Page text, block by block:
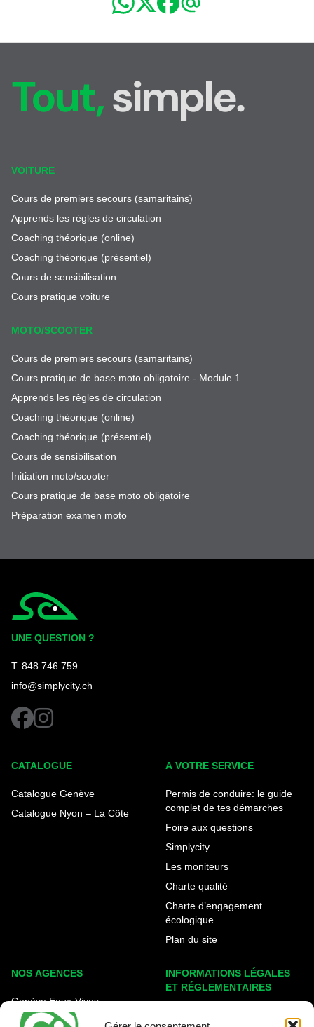
Tout,simple.
VOITURE
Cours de premiers secours (samaritains)
Apprends les règles de circulation
Coaching théorique (online)
Coaching théorique (présentiel)
Cours de sensibilisation
Cours pratique voiture
MOTO/SCOOTER
Cours de premiers secours (samaritains)
Cours pratique de base moto obligatoire - Module 1
Apprends les règles de circulation
Coaching théorique (online)
Coaching théorique (présentiel)
Cours de sensibilisation
Initiation moto/scooter
Cours pratique de base moto obligatoire
Préparation examen moto
UNE QUESTION ?
T. 848 746 759
info@simplycity.ch
facebookinstagram
CATALOGUE
Catalogue Genève
Catalogue Nyon – La Côte
A VOTRE SERVICE
Permis de conduire: le guide
complet de tes démarches
Foire aux questions
Simplycity
Les moniteurs
Charte qualité
Charte d’engagement
écologique
Plan du site
NOS AGENCES
Genève Eaux-Vives
Carouge - Rondeau
INFORMATIONS LÉGALES
ET RÉGLEMENTAIRES